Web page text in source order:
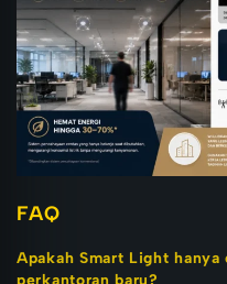
FAQ
Apakah Smart Light
perkantoran baru?